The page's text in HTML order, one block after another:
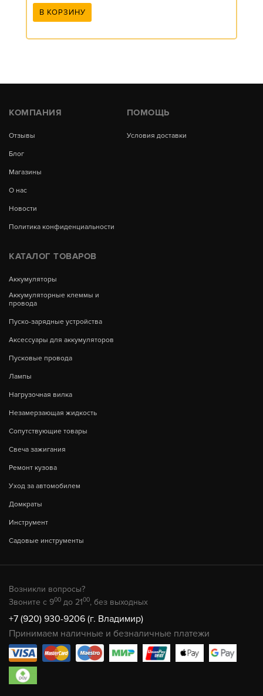
В КОРЗИНУ
КОМПАНИЯ
Отзывы
Блог
Магазины
О нас
Новости
Политика конфиденциальности
ПОМОЩЬ
Условия доставки
КАТАЛОГ ТОВАРОВ
Аккумуляторы
Аккумуляторные клеммы и
провода
Пуско-зарядные устройства
Аксессуары для аккумуляторов
Пусковые провода
Лампы
Нагрузочная вилка
Незамерзающая жидкость
Сопутствующие товары
Свеча зажигания
Ремонт кузова
Уход за автомобилем
Домкраты
Инструмент
Садовые инструменты
Возникли вопросы?
Звоните с 900 до 2100, без выходных
+7 (920) 930-9206 (г. Владимир)
Принимаем наличные и безналичные платежи